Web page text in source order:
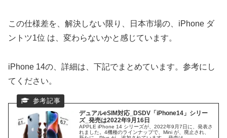
この仕様差を、解決しない限り、日本市場の、iPhone ダ
ントツ1位 は、変わらないかと感じています。
iPhone 14の、詳細は、下記でまとめています。参考にし
てください。
デュアルeSIM対応_DSDV「iPhone14」シリー
ズ_発売は2022年9月16日
APPLE iPhone 14 シリーズが、2022年9月7日に、発表さ
れました。4機種のラインナップで、Mini が、廃止され、